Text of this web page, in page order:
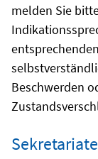
melden Sie
Beschwerden
Sekretariate